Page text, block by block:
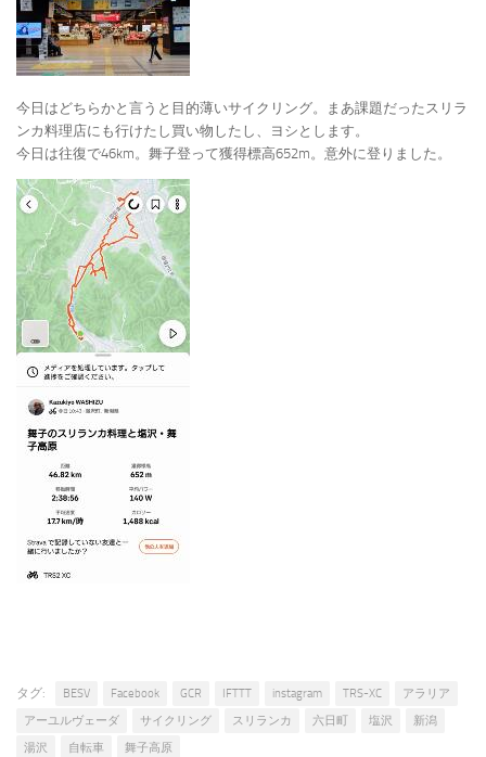
今日はどちらかと言うと目的薄いサイクリング。まあ課題だったスリラ
ンカ料理店にも行けたし買い物したし、ヨシとします。
今日は往復で46km。舞子登って獲得標高652m。意外に登りました。
タグ: BESV Facebook GCR IFTTT instagram TRS-XC
アラリア
アーユルヴェーダ
サイクリング スリランカ 六日町 塩沢
新潟
湯沢
自転車 舞子高原